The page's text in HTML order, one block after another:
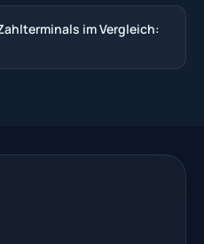
im Vergleich: